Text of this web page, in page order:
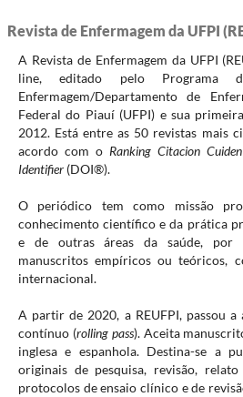
Revista de Enfermagem da UFPI
A Revista de Enfermagem da UFPI
line, editado pelo Programa
Enfermagem/Departamento de
Federal do Piauí (UFPI) e sua
2012. Está entre as 50 revistas mais
acordo com o Ranking Citacion Cuiden
Identifier(DOI®).
O periódico tem como missão
conhecimento científico e da prática
e de outras áreas da saúde, por
manuscritos empíricos ou teóricos,
internacional.
A partir de 2020, a REUFPI, passou
contínuo (rolling pass). Aceita
inglesa e espanhola. Destina-se a
originais de pesquisa, revisão,
protocolos de ensaio clínico e de